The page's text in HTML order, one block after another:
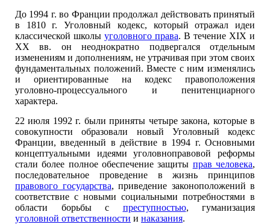
До 1994 г. во Франции продолжал действовать принятый
в 1810 г. Уголовный кодекс, который отражал идеи
классической школы уголовного права. В течение XIX и
XX вв. он неоднократно подвергался отдельным
изменениям и дополнениям, не утрачивая при этом своих
фундаментальных положений. Вместе с ним изменялись
и ориентированные на кодекс правоположения
уголовно-процессуального и пенитенциарного
характера.
22 июля 1992 г. были приняты четыре закона, которые в
совокупности образовали новый Уголовный кодекс
Франции, введенный в действие в 1994 г. Основными
концептуальными идеями уголовноправовой реформы
стали более полное обеспечение защиты прав человека,
последовательное проведение в жизнь принципов
правового государства, приведение законоположений в
соответствие с новыми социальными потребностями в
области борьбы с преступностью, гуманизация
уголовной ответственности и наказания.